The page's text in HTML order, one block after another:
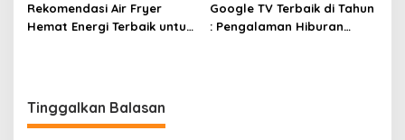
Rekomendasi Air Fryer
Hemat Energi Terbaik untuk
Google TV Terbaik di Tahun
: Pengalaman Hiburan
Tinggalkan Balasan